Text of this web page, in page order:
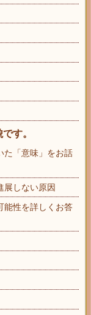
す。
た「意味」をお話
展しない原因
能性を詳しくお答